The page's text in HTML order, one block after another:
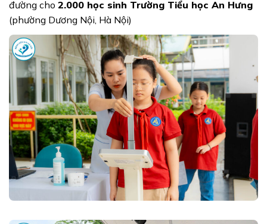
đường cho 2.000 học sinh Trường Tiểu học An Hưng
(phường Dương Nội, Hà Nội)